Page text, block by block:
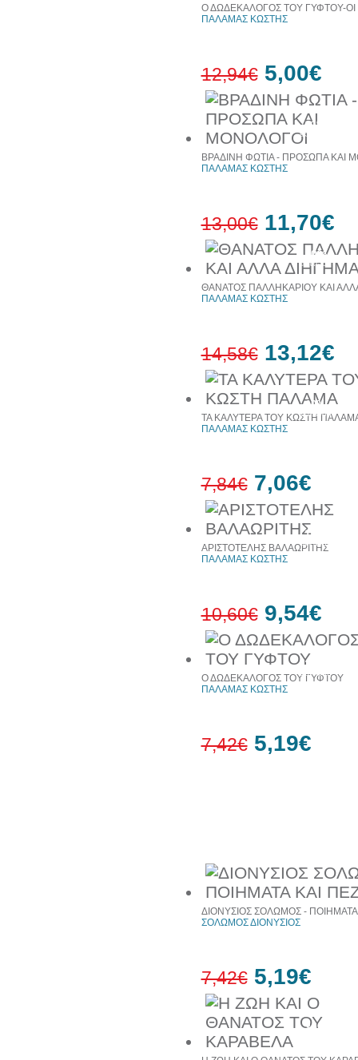
61%
έκπτωση
Ο ΔΩΔΕΚΑΛΟΓΟΣ ΤΟΥ ΓΥΦΤΟΥ-ΟΙ
ΠΑΛΑΜΑΣ ΚΩΣΤΗΣ
12,94€ 5,00€
10%
έκπτωση
ΒΡΑΔΙΝΗ ΦΩΤΙΑ - ΠΡΟΣΩΠΑ ΚΑΙ
ΠΑΛΑΜΑΣ ΚΩΣΤΗΣ
13,00€ 11,70€
10%
έκπτωση
ΘΑΝΑΤΟΣ ΠΑΛΛΗΚΑΡΙΟΥ ΚΑΙ
ΠΑΛΑΜΑΣ ΚΩΣΤΗΣ
14,58€ 13,12€
10%
έκπτωση
ΤΑ ΚΑΛΥΤΕΡΑ ΤΟΥ ΚΩΣΤΗ
ΠΑΛΑΜΑΣ ΚΩΣΤΗΣ
7,84€ 7,06€
10%
έκπτωση
ΑΡΙΣΤΟΤΕΛΗΣ ΒΑΛΑΩΡΙΤΗΣ
ΠΑΛΑΜΑΣ ΚΩΣΤΗΣ
10,60€ 9,54€
Ο ΔΩΔΕΚΑΛΟΓΟΣ ΤΟΥ ΓΥΦΤΟΥ
ΠΑΛΑΜΑΣ ΚΩΣΤΗΣ
7,42€ 5,19€
30%
ΔΙΟΝΥΣΙΟΣ ΣΟΛΩΜΟΣ - ΠΟΙΗΜΑΤΑ
ΣΟΛΩΜΟΣ ΔΙΟΝΥΣΙΟΣ
7,42€ 5,19€